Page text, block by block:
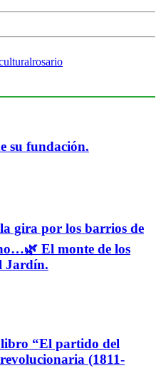
rosario
su fundación.
gira por los barrios de
El monte de los
Jardín.
libro “El partido del
(1811-